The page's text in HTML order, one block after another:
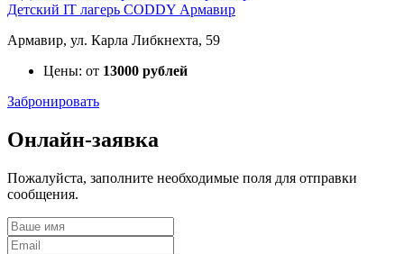
Детский IT лагерь CODDY Армавир
Армавир, ул. Карла Либкнехта, 59
Цены: от 13000 рублей
Забронировать
Онлайн-заявка
Пожалуйста, заполните необходимые поля для отправки
сообщения.